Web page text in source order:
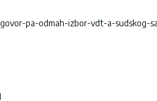
pa-odmah-izbor-vdt-a-sudskog-